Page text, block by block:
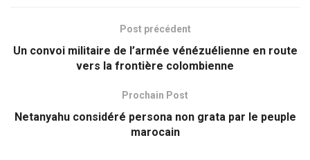
Post précédent
Un convoi militaire de l’armée vénézuélienne en route
vers la frontière colombienne
Prochain Post
Netanyahu considéré persona non grata par le peuple
marocain